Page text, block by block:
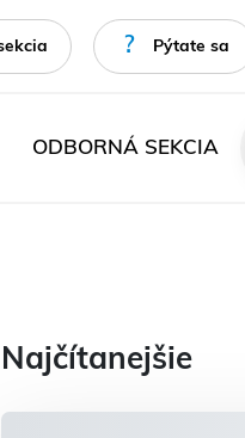
Pýtate sa
ODBORNÁ SEKCIA
Najčítanejšie